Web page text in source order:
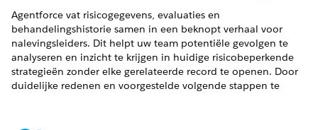
Agentforce vat risicogegevens, evaluaties en
behandelingshistorie samen in een beknopt verhaal voor
nalevingsleiders. Dit helpt uw team potentiële gevolgen te
analyseren en inzicht te krijgen in huidige risicobeperkende
strategieën zonder elke gerelateerde record te openen. Door
duidelijke redenen en voorgestelde volgende stappen te